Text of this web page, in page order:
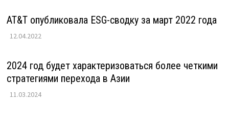
AT&T опубликовала ESG-сводку за март 2022 года
12.04.2022
2024 год будет характеризоваться более четкими
стратегиями перехода в Азии
11.03.2024